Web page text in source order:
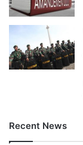
Recent News